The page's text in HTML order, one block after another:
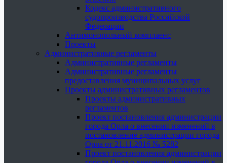
Кодекс административного
судопроизводства Российской
Федерации
Антимонопольный комплаенс
Проекты
Административные регламенты
Административные регламенты
Административные регламенты
предоставления муниципальных услуг
Проекты административных регламентов
Проекты административных
регламентов
Проект постановления администрации
города Орла о внесении изменений в
постановление администрации города
Орла от 21.11.2016 № 5282
Проект постановления администрации